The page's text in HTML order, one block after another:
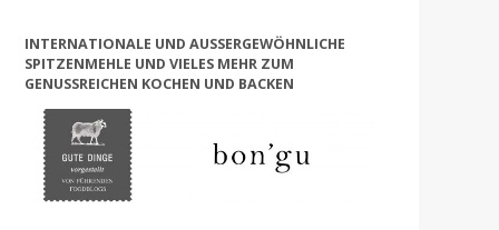
INTERNATIONALE UND AUSSERGEWÖHNLICHE S
PITZENMEHLE UND VIELES MEHR ZUM G
ENUSSREICHEN KOCHEN UND BACKEN